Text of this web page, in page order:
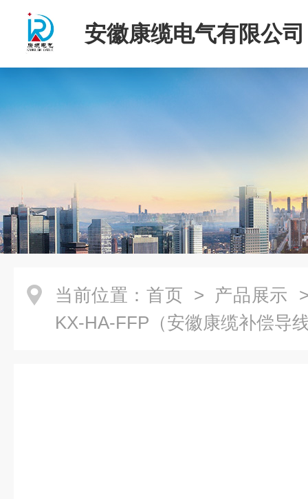
安徽康缆电气有限公司
当前位置： 首页 > 产品展示
KX-HA-FFP（安徽康缆补偿导